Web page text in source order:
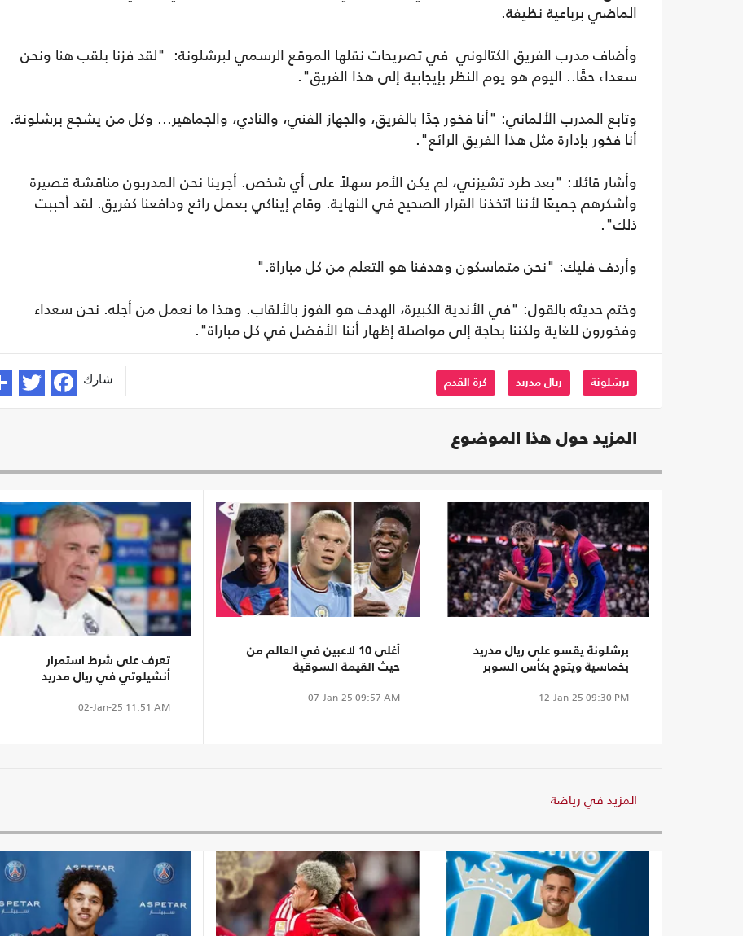
الماضي برباعية نظيفة.
وأضاف مدرب الفريق الكتالوني في تصريحات نقلها الموقع الرسمي لبرشلونة: "لقد فزنا بلقب هنا ونحن
سعداء حقًا.. اليوم هو يوم النظر بإيجابية إلى هذا الفريق".
وتابع المدرب الألماني: "أنا فخور جدًا بالفريق، والجهاز الفني، والنادي، والجماهير... وكل من يشجع برشلونة.
أنا فخور بإدارة مثل هذا الفريق الرائع".
وأشار قائلا: "بعد طرد تشيزني، لم يكن الأمر سهلاً على أي شخص. أجرينا نحن المدربون مناقشة قصيرة
وأشكرهم جميعًا لأننا اتخذنا القرار الصحيح في النهاية. وقام إيناكي بعمل رائع ودافعنا كفريق. لقد أحببت
ذلك".
وأردف فليك: "نحن متماسكون وهدفنا هو التعلم من كل مباراة."
وختم حديثه بالقول: "في الأندية الكبيرة، الهدف هو الفوز بالألقاب. وهذا ما نعمل من أجله. نحن سعداء
وفخورون للغاية ولكننا بحاجة إلى مواصلة إظهار أننا الأفضل في كل مباراة".
برشلونة ريال مدريد كرة القدم شارك
المزيد حول هذا الموضوع
برشلونة يقسو على ريال مدريد
بخماسية ويتوج بكأس السوبر
12-Jan-25 09:30 PM
أغلى 10 لاعبين في العالم من
حيث القيمة السوقية
07-Jan-25 09:57 AM
تعرف على شرط استمرار
أنشيلوتي في ريال مدريد
02-Jan-25 11:51 AM
المزيد في رياضة